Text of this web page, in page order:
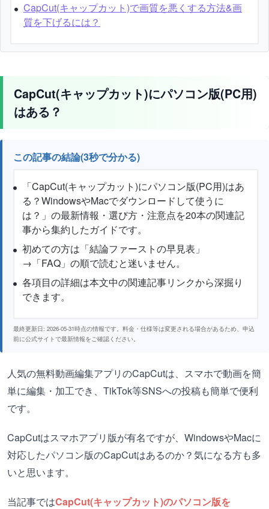
CapCut(キャップカット)で画質を悪くする方法&画
質を下げるには？
CapCut(キャップカット)にパソコン版(PC用)
はある？
この記事の結論(3秒で分かる)
「CapCut(キャップカット)にパソコン版(PC用)はあ
る？WindowsやMacでダウンロードして使うに
は？」の最新情報・選び方・注意点を20本の関連記
事から集約したガイドです。
初めての方は「結論ファーストの早見表」
→「FAQ」の順で読むと迷いません。
各項目の詳細は本文中の関連記事リンクから深掘り
できます。
最終更新日: 2026-05-31時点の情報です。料金・仕様等は変更される場合があるため、申込
前に公式サイトで最新情報をご確認ください。
人気の無料動画編集アプリのCapCutは、スマホで動画を簡
単に編集・加工でき、TikTok等SNSへの投稿も簡単で便利
です。
CapCutはスマホアプリ版が有名ですが、WindowsやMacに
対応したパソコン版のCapCutはあるのか？気になる方も多
いと思います。
当記事ではCapCut(キャップカット)のパソコン版を